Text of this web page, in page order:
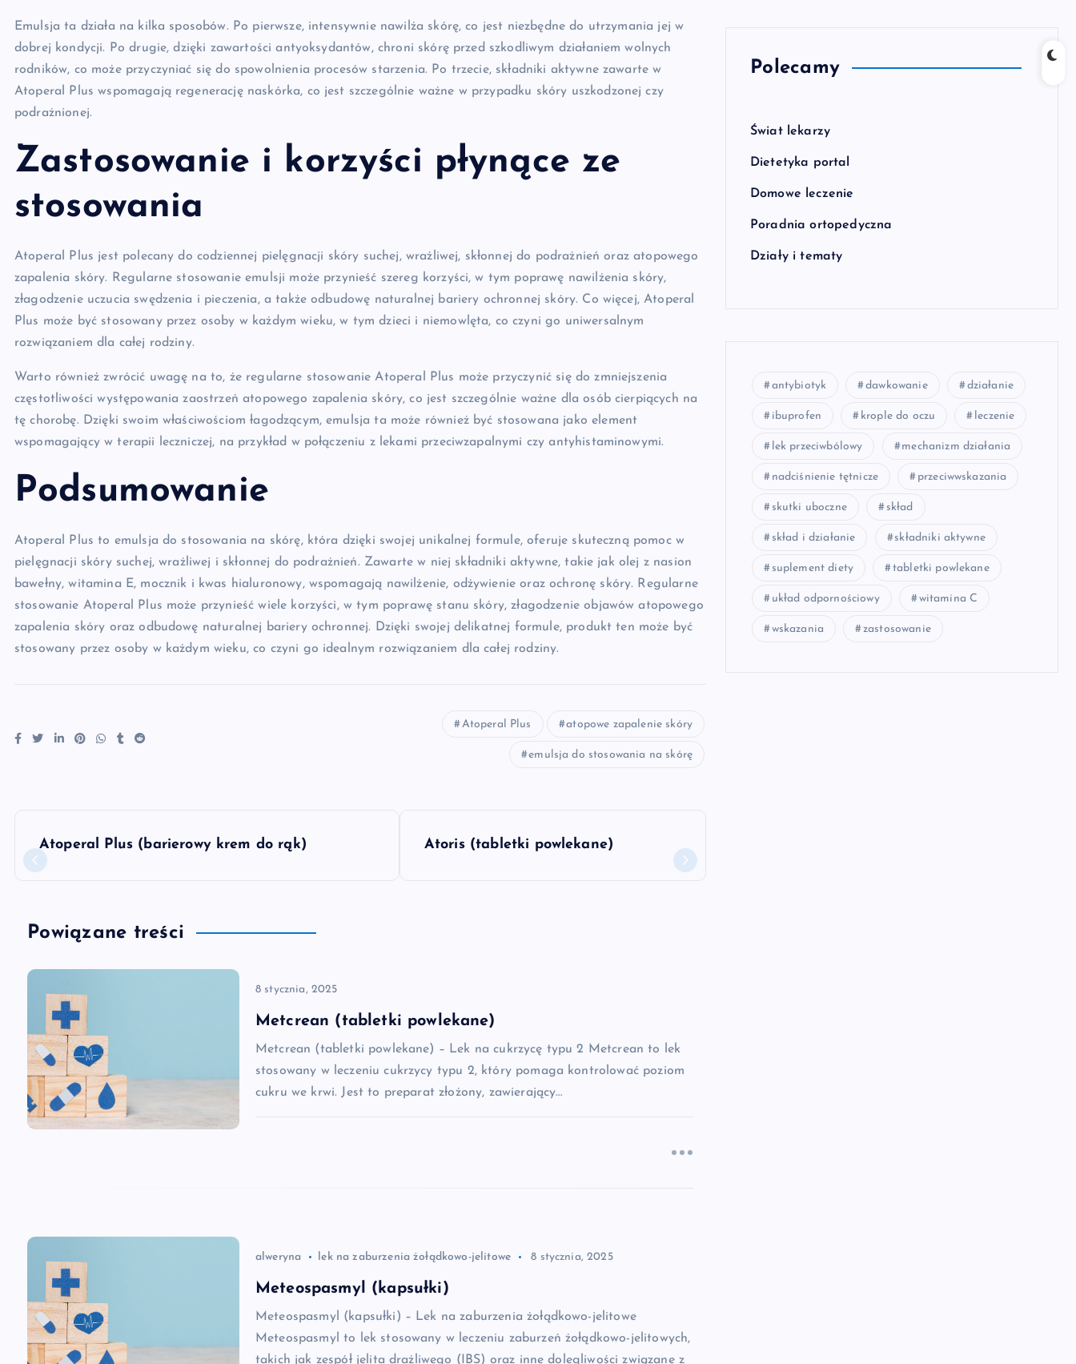
Emulsja ta działa na kilka sposobów. Po pierwsze, intensywnie nawilża skórę, co jest niezbędne do utrzymania jej w
dobrej kondycji. Po drugie, dzięki zawartości antyoksydantów, chroni skórę przed szkodliwym działaniem wolnych
rodników, co może przyczyniać się do spowolnienia procesów starzenia. Po trzecie, składniki aktywne zawarte w
Atoperal Plus wspomagają regenerację naskórka, co jest szczególnie ważne w przypadku skóry uszkodzonej czy
podrażnionej.
Zastosowanie i korzyści płynące ze
stosowania
Atoperal Plus jest polecany do codziennej pielęgnacji skóry suchej, wrażliwej, skłonnej do podrażnień oraz atopowego
zapalenia skóry. Regularne stosowanie emulsji może przynieść szereg korzyści, w tym poprawę nawilżenia skóry,
złagodzenie uczucia swędzenia i pieczenia, a także odbudowę naturalnej bariery ochronnej skóry. Co więcej, Atoperal
Plus może być stosowany przez osoby w każdym wieku, w tym dzieci i niemowlęta, co czyni go uniwersalnym
rozwiązaniem dla całej rodziny.
Warto również zwrócić uwagę na to, że regularne stosowanie Atoperal Plus może przyczynić się do zmniejszenia
częstotliwości występowania zaostrzeń atopowego zapalenia skóry, co jest szczególnie ważne dla osób cierpiących na
tę chorobę. Dzięki swoim właściwościom łagodzącym, emulsja ta może również być stosowana jako element
wspomagający w terapii leczniczej, na przykład w połączeniu z lekami przeciwzapalnymi czy antyhistaminowymi.
Podsumowanie
Atoperal Plus to emulsja do stosowania na skórę, która dzięki swojej unikalnej formule, oferuje skuteczną pomoc w
pielęgnacji skóry suchej, wrażliwej i skłonnej do podrażnień. Zawarte w niej składniki aktywne, takie jak olej z nasion
bawełny, witamina E, mocznik i kwas hialuronowy, wspomagają nawilżenie, odżywienie oraz ochronę skóry. Regularne
stosowanie Atoperal Plus może przynieść wiele korzyści, w tym poprawę stanu skóry, złagodzenie objawów atopowego
zapalenia skóry oraz odbudowę naturalnej bariery ochronnej. Dzięki swojej delikatnej formule, produkt ten może być
stosowany przez osoby w każdym wieku, co czyni go idealnym rozwiązaniem dla całej rodziny.
Atoperal Plus atopowe zapalenie skóry
emulsja do stosowania na skórę
N
a
w
a
c
w
Atoperal Plus (barierowy krem do rąk) Atoris (tabletki powlekane)
Powiązane treści
8 stycznia, 2025
Metcrean (tabletki powlekane)
Metcrean (tabletki powlekane) – Lek na cukrzycę typu 2 Metcrean to lek
stosowany w leczeniu cukrzycy typu 2, który pomaga kontrolować poziom
cukru we krwi. Jest to preparat złożony, zawierający…
alweryna lek na zaburzenia żołądkowo-jelitowe 8 stycznia, 2025
Meteospasmyl (kapsułki)
Meteospasmyl (kapsułki) – Lek na zaburzenia żołądkowo-jelitowe
Meteospasmyl to lek stosowany w leczeniu zaburzeń żołądkowo-jelitowych,
takich jak zespół jelita drażliwego (IBS) oraz inne dolegliwości związane z
Polecamy
Świat lekarzy
Dietetyka portal
Domowe leczenie
Poradnia ortopedyczna
Działy i tematy
antybiotyk dawkowanie działanie
ibuprofen krople do oczu leczenie
lek przeciwbólowy mechanizm działania
nadciśnienie tętnicze przeciwwskazania
skutki uboczne skład
skład i działanie składniki aktywne
suplement diety tabletki powlekane
układ odpornościowy witamina C
wskazania zastosowanie